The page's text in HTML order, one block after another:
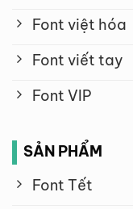
Font việt hóa
Font viết tay
Font VIP
SẢN PHẨM
Font Tết